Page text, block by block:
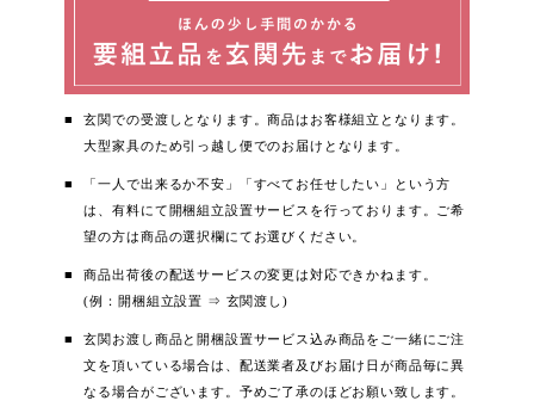
玄関での受渡しとなります。商品はお客様組立となります。
大型家具のため引っ越し便でのお届けとなります。
「一人で出来るか不安」「すべてお任せしたい」という方
は、有料にて開梱組立設置サービスを行っております。ご希
望の方は商品の選択欄にてお選びください。
商品出荷後の配送サービスの変更は対応できかねます。
(例：開梱組立設置 ⇒ 玄関渡し)
玄関お渡し商品と開梱設置サービス込み商品をご一緒にご注
文を頂いている場合は、配送業者及びお届け日が商品毎に異
なる場合がございます。予めご了承のほどお願い致します。